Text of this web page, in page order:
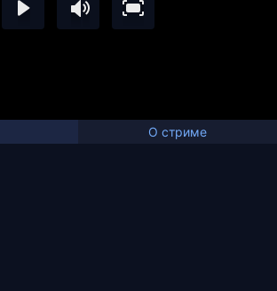
О стриме